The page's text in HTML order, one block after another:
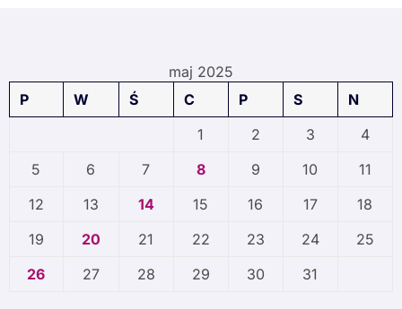
maj 2025
P
W Ś C P S
N
1
2 3
4
5
6 7 8 9 10
11
12
13 14 15 16 17
18
19
20 21 22 23 24
25
26
27 28 29 30 31